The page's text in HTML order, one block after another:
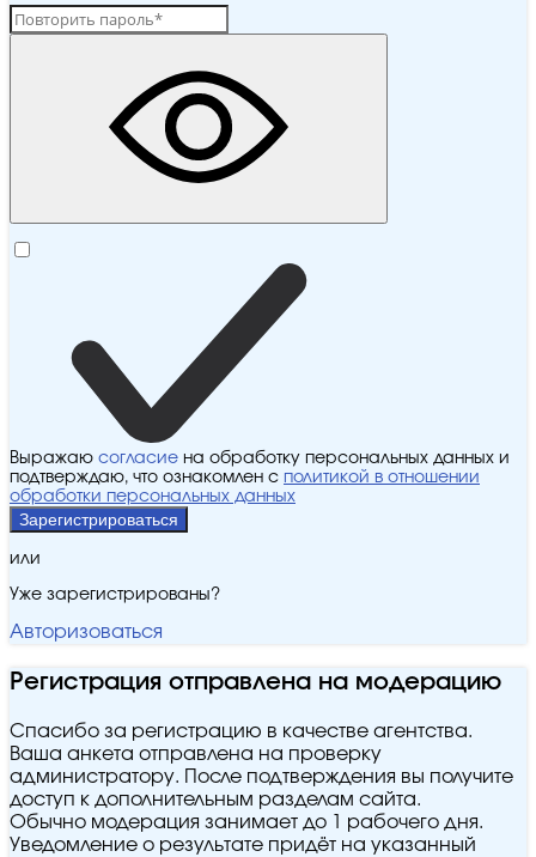
Выражаю согласие на обработку персональных данных и
подтверждаю, что ознакомлен с политикой в отношении
обработки персональных данных
Зарегистрироваться
или
Уже зарегистрированы?
Авторизоваться
Регистрация отправлена на модерацию
Спасибо за регистрацию в качестве агентства.
Ваша анкета отправлена на проверку
администратору. После подтверждения вы получите
доступ к дополнительным разделам сайта.
Обычно модерация занимает до 1 рабочего дня.
Уведомление о результате придёт на указанный